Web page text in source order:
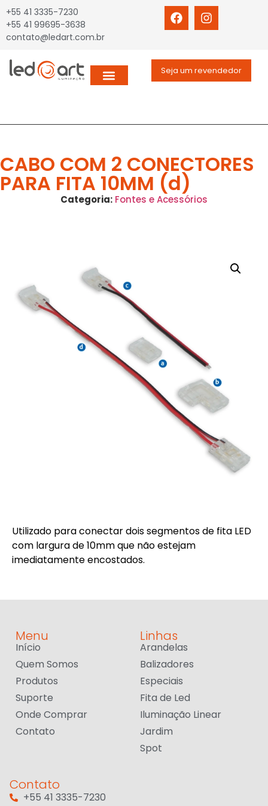
+55 41 3335-7230
+55 41 99695-3638
contato@ledart.com.br
Seja um revendedor
CABO COM 2 CONECTORES
PARA FITA 10MM (d)
Categoria: Fontes e Acessórios
Utilizado para conectar dois segmentos de fita LED
com largura de 10mm que não estejam
imediatamente encostados.
Menu
Início
Quem Somos
Produtos
Suporte
Onde Comprar
Contato
Linhas
Arandelas
Balizadores
Especiais
Fita de Led
Iluminação Linear
Jardim
Spot
Contato
+55 41 3335-7230